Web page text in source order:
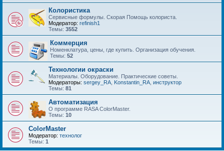
Колористика
Сервисные формулы. Скорая Помощь колориста.
Модератор: refinish1
Темы: 3552
Коммерция
Номенклатура, цены, где купить. Организация обучения.
Темы: 52
Технологии окраски
Материалы. Оборудование. Практические советы.
Модераторы: sergey_RA Konstantin_RA инструктор
Темы: 81
Автоматизация
О программе RASA ColorMaster.
Темы: 10
ColorMaster
Модератор: технолог
Темы: 1